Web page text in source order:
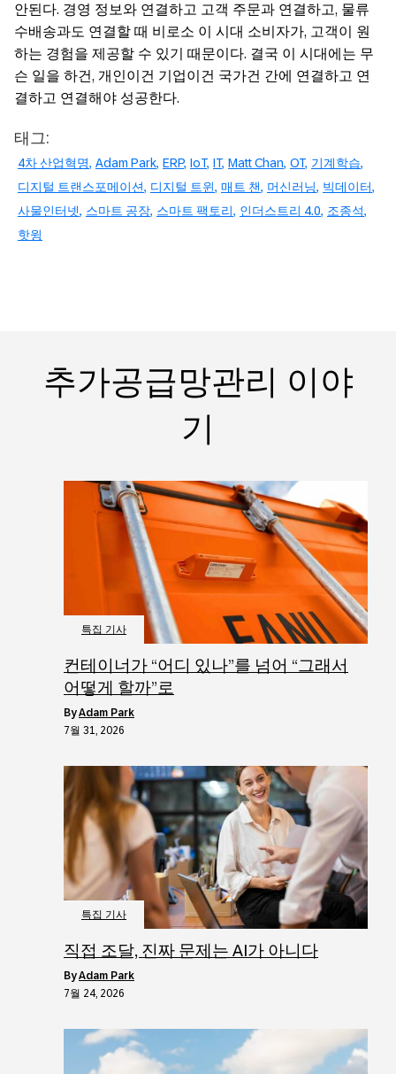
안된다. 경영 정보와 연결하고 고객 주문과 연결하고, 물류
수배송과도 연결할 때 비로소 이 시대 소비자가, 고객이 원
하는 경험을 제공할 수 있기 때문이다. 결국 이 시대에는 무
슨 일을 하건, 개인이건 기업이건 국가건 간에 연결하고 연
결하고 연결해야 성공한다.
태그:
4차 산업혁명 Adam Park ERP IoT IT Matt Chan OT 기계학습
디지털 트랜스포메이션
디지털 트윈 매트 챈 머신러닝
빅데이터
사물인터넷
스마트 공장 스마트 팩토리 인더스트리 4.0 조종석
핫윙
추가공급망관리 이야
기
특집 기사
컨테이너가 “어디 있나”를 넘어 “그래서
어떻게 할까”로
byAdam Park
7월 31, 2026
특집 기사
직접 조달, 진짜 문제는 AI가 아니다
byAdam Park
7월 24, 2026